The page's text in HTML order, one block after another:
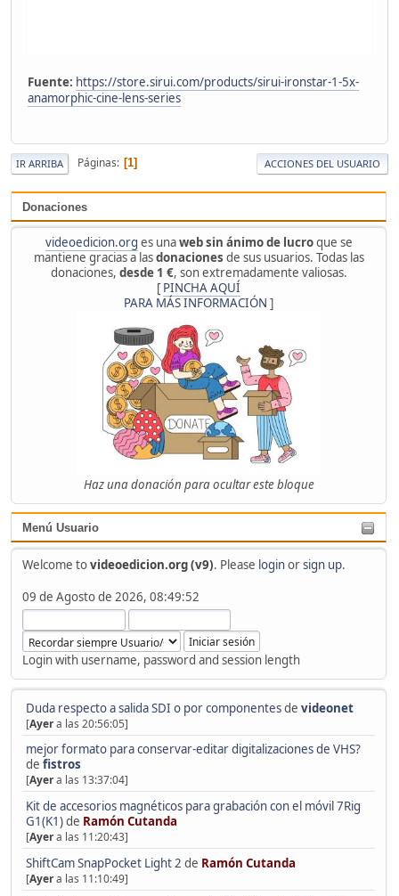
Donaciones
videoedicion.org es unaweb sin ánimo de lucroque se
mantiene gracias a lasdonaciones de sus usuarios. Todas las
donaciones, desde 1 €, son extremadamente valiosas.
[ PINCHA AQUÍ
PARA MÁS INFORMACIÓN ]
Haz una donación para ocultar este bloque
Menú Usuario
Welcome tovideoedicion.org (v9). Please loginorsign up.
09 de Agosto de 2026, 08:49:52
Login with username, password and session length
Duda respecto a salida SDI o por componentesde videonet
[Ayera las 20:56:05]
mejor formato para conservar-editar digitalizaciones de VHS?
de fistros
[Ayera las 13:37:04]
Kit de accesorios magnéticos para grabación con el móvil 7Rig
G1(K1)de Ramón Cutanda
[Ayera las 11:20:43]
ShiftCam SnapPocket Light 2 de Ramón Cutanda
[Ayera las 11:10:49]
Fuente: https://store.sirui.com/products/sirui-ironstar-1-5x-
anamorphic-cine-lens-series
IR ARRIBA Páginas 1 ACCIONES DEL USUARIO